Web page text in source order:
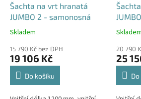
Šachta na vrt hranatá
JUMBO 2 - samonosná
Průměrné
produktu
je
5,0
Skladem
15 790 Kč bez DPH
19 106 Kč
Do košíku
Průměrné
je
5,0
Skladem
20 790
25